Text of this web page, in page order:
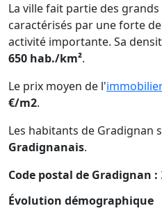
La ville fait partie des
caractérisés par une forte
activité importante. Sa
650 hab./km².
Le prix moyen de l'
€/m2.
Les habitants de Gradignan
Gradignanais.
Code postal de Gradignan :
Évolution démographique